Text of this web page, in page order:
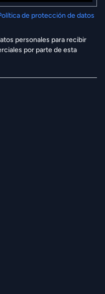
de protección de datos
personales para recibir
por parte de esta